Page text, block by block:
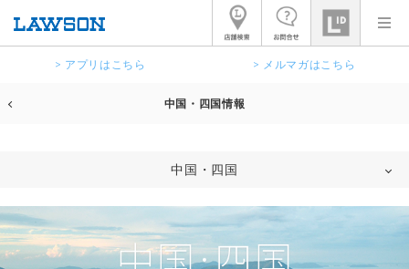
> アプリはこちら > メルマガはこちら
中国・四国情報
中国・四国